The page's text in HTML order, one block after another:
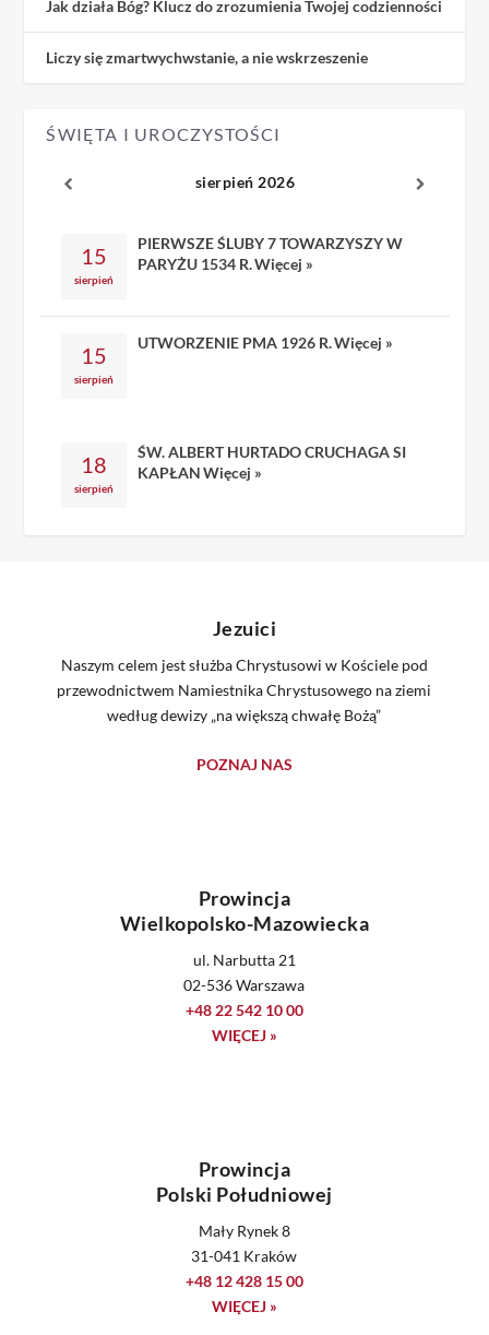
Jak działa Bóg? Klucz do zrozumienia Twojej codzienności
Liczy się zmartwychwstanie, a nie wskrzeszenie
ŚWIĘTA I UROCZYSTOŚCI
sierpień 2026
15
sierpień
PIERWSZE ŚLUBY 7 TOWARZYSZY W
PARYŻU 1534 R.Więcej »
15
sierpień
UTWORZENIE PMA 1926 R.Więcej »
18
sierpień
ŚW. ALBERT HURTADO CRUCHAGA SI
KAPŁAN Więcej »
Jezuici
Naszym celem jest służba Chrystusowi w Kościele pod
przewodnictwem Namiestnika Chrystusowego na ziemi
według dewizy „na większą chwałę Bożą”
POZNAJ NAS
Prowincja
Wielkopolsko-Mazowiecka
ul. Narbutta 21
02-536 Warszawa
+48 22 542 10 00
WIĘCEJ »
Prowincja
Polski Południowej
Mały Rynek 8
31-041 Kraków
+48 12 428 15 00
WIĘCEJ »